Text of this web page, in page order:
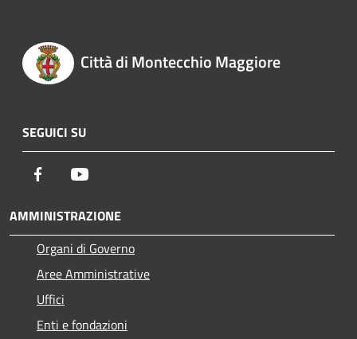
Città di Montecchio Maggiore
SEGUICI SU
Facebook
AMMINISTRAZIONE
Organi di Governo
Aree Amministrative
Uffici
Enti e fondazioni